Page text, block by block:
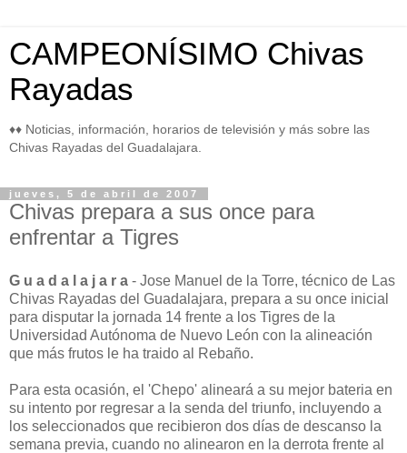
CAMPEONÍSIMO Chivas
Rayadas
♦♦ Noticias, información, horarios de televisión y más sobre las
Chivas Rayadas del Guadalajara.
jueves, 5 de abril de 2007
Chivas prepara a sus once para
enfrentar a Tigres
G u a d a l a j a r a - Jose Manuel de la Torre, técnico de Las
Chivas Rayadas del Guadalajara, prepara a su once inicial
para disputar la jornada 14 frente a los Tigres de la
Universidad Autónoma de Nuevo León con la alineación
que más frutos le ha traido al Rebaño.
Para esta ocasión, el 'Chepo' alineará a su mejor bateria en
su intento por regresar a la senda del triunfo, incluyendo a
los seleccionados que recibieron dos días de descanso la
semana previa, cuando no alinearon en la derrota frente al